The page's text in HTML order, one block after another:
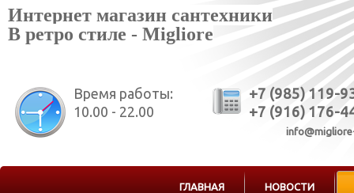
Интернет магазин сантехники
В ретро стиле - Migliore
Время работы:
10.00 - 22.00
+7 (985) 119-
+7 (916) 176-
ГЛАВНАЯ НОВОСТИ